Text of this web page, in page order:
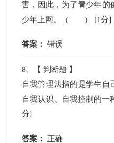
害，因此，为了青少年的
少年上网。（ ） [1分]
答案： 错误
8 、【 判断题 】
自我管理法指的是学生自
自我认识、自我控制的
分]
答案： 正确